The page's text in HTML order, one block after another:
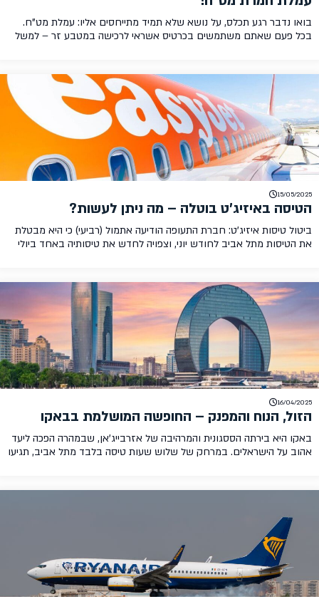
בואו נדבר רגע תכלס, על נושא שלא תמיד מתייחסים אליו: עמלת מט"ח.
בכל פעם שאתם משתמשים בכרטיס אשראי לרכישה במטבע זר – למשל
ברוב הכרטיסים הישראלים העמלה היא בין 2% ל-3%, ובכרטיסים […]
15/05/2025
הטיסה באיזיג'ט בוטלה – מה ניתן לעשות?
ביטול טיסות איזיג'ט: חברת התעופה הודיעה אתמול (רביעי) כי היא מבטלת
את הטיסות מתל אביב לחודש יוני, וצפויה לחדש את טיסותיה באחד ביולי
טיסות ליוני מקבלים הודעות על האפשרויות העומדות בפניהם, כולל החזר
16/04/2025
הזול, הנוח והמפנק – החופשה המושלמת בבאקו
באקו היא בירתה הססגונית והמרהיבה של אזרבייג'אן, שבמהרה הפכה ליעד
אהוב על הישראלים. במרחק של שלוש שעות טיסה בלבד מתל אביב, תגיעו
מדהימות, עיר עתיקה מהפנטת, אוכל מצוין, בתי מלון מעולים ובעיקר תמורה